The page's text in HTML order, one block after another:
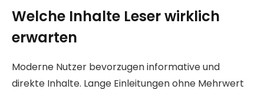
Welche Inhalte Leser wirklich
erwarten
Moderne Nutzer bevorzugen informative und
direkte Inhalte. Lange Einleitungen ohne Mehrwert